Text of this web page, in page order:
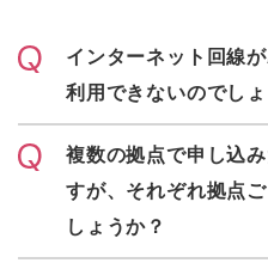
インターネット回線
利用できないのでし
複数の拠点で申し込
すが、それぞれ拠点
しょうか？